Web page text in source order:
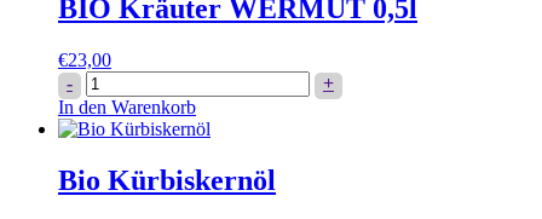
BIO Kräuter WERMUT 0,5l
€23,00
-
BIO
Kräuter
WERMUT
Menge
+
In den Warenkorb
Bio Kürbiskernöl